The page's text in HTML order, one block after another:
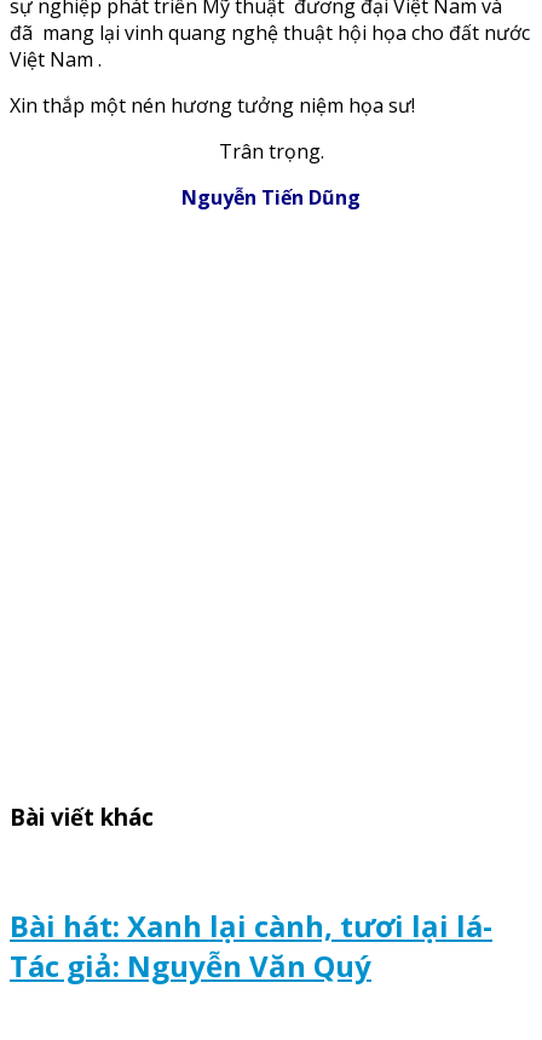
sự nghiệp phát triển Mỹ thuật đương đại Việt Nam và
đã mang lại vinh quang nghệ thuật hội họa cho đất nước
Việt Nam .
Xin thắp một nén hương tưởng niệm họa sư!
Trân trọng.
Nguyễn Tiến Dũng
Bài viết khác
Bài hát: Xanh lại cành, tươi lại lá-
Tác giả: Nguyễn Văn Quý